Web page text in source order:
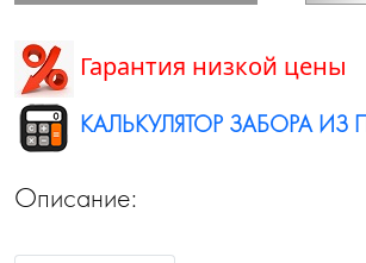
Гарантия низкой цены
КАЛЬКУЛЯТОР ЗАБОРА
Описание: